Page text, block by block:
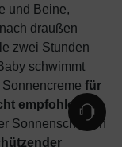
und Beine,
draußen
zwei Stunden
schwimmt
für
empfohlen
Sonnenschutz in